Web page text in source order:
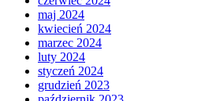
maj 2024
kwiecień 2024
marzec 2024
luty 2024
styczeń 2024
grudzień 2023